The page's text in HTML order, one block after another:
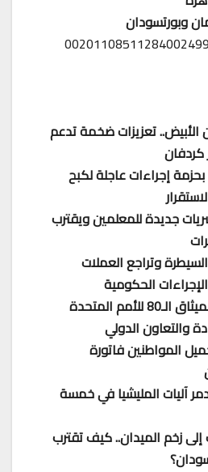
وبورتسودان
الأبيض.. تعزيزات ضخمة تدعم
إجراءات عاجلة لكبح
جديدة للمعلمين ويقترب
وتراجع العملات
الحكومية‏
السودان يوقّع على الميثاق الـ80 للأمم المتحدة
والتعاون الدولي
المواطنين فاتورة
آليات المليشيا في خمسة
زخم الميدان.. كيف تقترب